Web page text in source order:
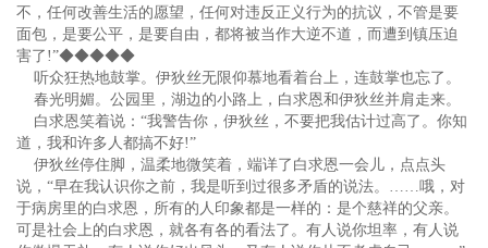
不，任何改善生活的愿望，任何对违反正义行为的抗议，不管是要
面包，是要公平，是要自由，都将被当作大逆不道，而遭到镇压迫
害了!”◆◆◆◆◆
听众狂热地鼓掌。伊狄丝无限仰慕地看着台上，连鼓掌也忘了。
春光明媚。公园里，湖边的小路上，白求恩和伊狄丝并肩走来。
白求恩笑着说：“我警告你，伊狄丝，不要把我估计过高了。你知
道，我和许多人都搞不好!”
伊狄丝停住脚，温柔地微笑着，端详了白求恩一会儿，点点头
说，“早在我认识你之前，我是听到过很多矛盾的说法。……哦，对
于病房里的白求恩，所有的人印象都是一样的：是个慈祥的父亲。
可是社会上的白求恩，就各有各的看法了。有人说你坦率，有人说